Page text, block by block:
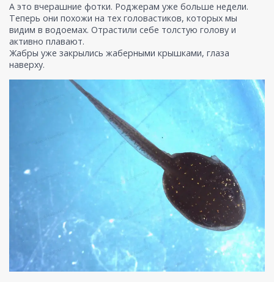
А это вчерашние фотки. Роджерам уже больше недели.
Теперь они похожи на тех головастиков, которых мы
видим в водоемах. Отрастили себе толстую голову и
активно плавают.
Жабры уже закрылись жаберными крышками, глаза
наверху.